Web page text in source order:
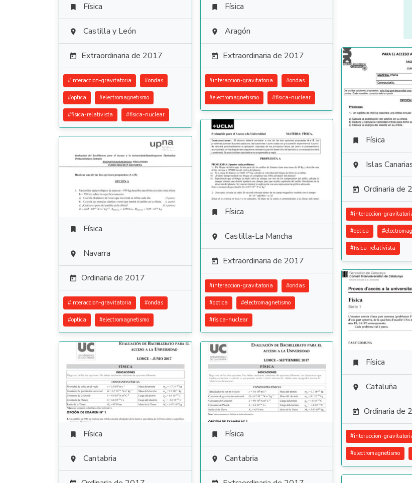
 Física
 Castilla y León
 Extraordinaria de 2017
#interaccion-gravitatoria #ondas
#optica #electromagnetismo
#fisica-relativista #fisica-nuclear
 Física
 Aragón
 Extraordinaria de 2017
#interaccion-gravitatoria #ondas
#electromagnetismo #fisica-nuclear
 Física
 Islas
 Ordinaria de
#interaccion-
#optica #
#fisica-relativista
 Física
 Castilla-La Mancha
 Extraordinaria de 2017
#interaccion-gravitatoria #ondas
#optica #electromagnetismo
#fisica-nuclear
 Física
 Navarra
 Ordinaria de 2017
#interaccion-gravitatoria #ondas
#optica #electromagnetismo
 Física
 Cataluña
 Ordinaria de
#interaccion-
#electromagnetismo
 Física
 Cantabria
 Física
 Cantabria